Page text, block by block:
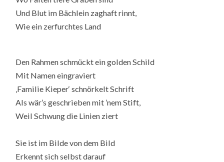
Und Blut im Bächlein zaghaft rinnt,
Wie ein zerfurchtes Land
Den Rahmen schmückt ein golden Schild
Mit Namen eingraviert
‚Familie Kieper‘ schnörkelt Schrift
Als wär’s geschrieben mit ’nem Stift,
Weil Schwung die Linien ziert
Sie ist im Bilde von dem Bild
Erkennt sich selbst darauf